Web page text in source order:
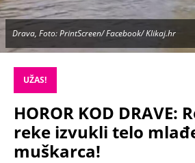
Drava, Foto: PrintScreen/ Facebook/ Klikaj.hr
UŽAS!
HOROR KOD DRAVE:
reke izvukli telo
muškarca!